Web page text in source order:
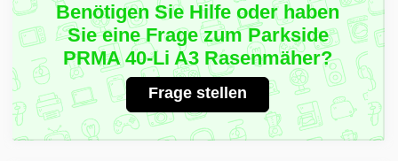
Benötigen Sie Hilfe oder haben
Sie eine Frage zum Parkside
PRMA 40-Li A3 Rasenmäher?
Frage stellen